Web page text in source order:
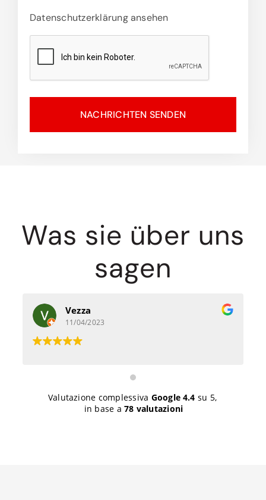
Datenschutzerklärung ansehen
NACHRICHTEN SENDEN
Was sie über uns
sagen
Vezza
11/04/2023
Valutazione complessiva Google 4.4 su 5,
in base a78 valutazioni